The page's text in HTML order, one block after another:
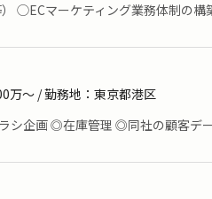
◯ECマーケティング業務体制の構
万〜 / 勤務地：東京都港区
シ企画 ◎在庫管理 ◎同社の顧客デ